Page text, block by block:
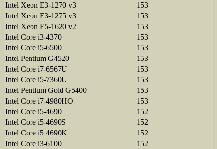
Intel Xeon E3-1270 v3
153
Intel Xeon E3-1275 v3
153
Intel Xeon E5-1620 v2
153
Intel Core i3-4370
153
Intel Core i5-6500
153
Intel Pentium G4520
153
Intel Core i7-6567U
153
Intel Core i5-7360U
153
Intel Pentium Gold G5400
153
Intel Core i7-4980HQ
153
Intel Core i5-4690
152
Intel Core i5-4690S
152
Intel Core i5-4690K
152
Intel Core i3-6100
152